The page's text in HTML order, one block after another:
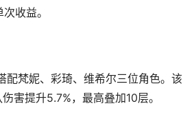
收益。
配梵妮、彩琦、维希尔三位角色。该
害提升5.7%，最高叠加10层。